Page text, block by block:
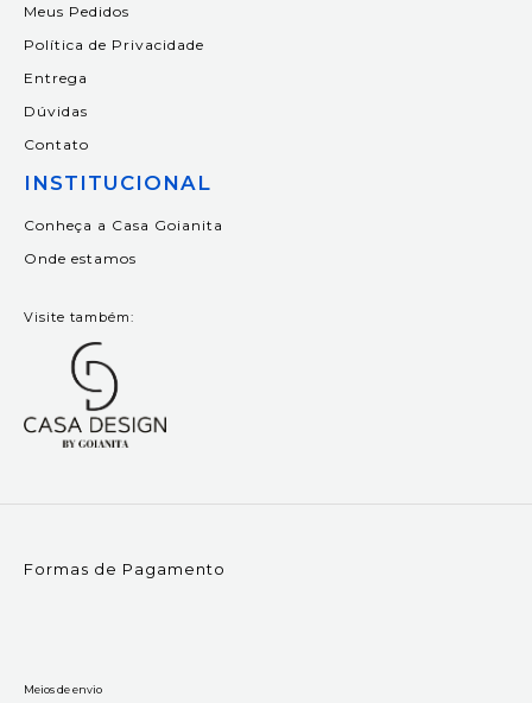
Meus Pedidos
Política de Privacidade
Entrega
Dúvidas
Contato
INSTITUCIONAL
Conheça a Casa Goianita
Onde estamos
Visite também:
Formas de Pagamento
Meios de envio